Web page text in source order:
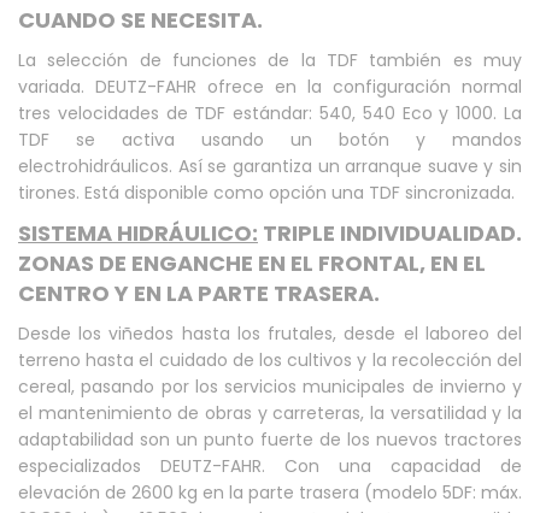
CUANDO SE NECESITA.
La selección de funciones de la TDF también es muy
variada. DEUTZ-FAHR ofrece en la configuración normal
tres velocidades de TDF estándar: 540, 540 Eco y 1000. La
TDF se activa usando un botón y mandos
electrohidráulicos. Así se garantiza un arranque suave y sin
tirones. Está disponible como opción una TDF sincronizada.
SISTEMA HIDRÁULICO: TRIPLE INDIVIDUALIDAD.
ZONAS DE ENGANCHE EN EL FRONTAL, EN EL
CENTRO Y EN LA PARTE TRASERA.
Desde los viñedos hasta los frutales, desde el laboreo del
terreno hasta el cuidado de los cultivos y la recolección del
cereal, pasando por los servicios municipales de invierno y
el mantenimiento de obras y carreteras, la versatilidad y la
adaptabilidad son un punto fuerte de los nuevos tractores
especializados DEUTZ-FAHR. Con una capacidad de
elevación de 2600 kg en la parte trasera (modelo 5DF: máx.